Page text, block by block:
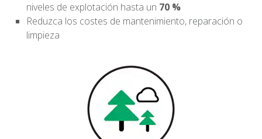
niveles de explotación hasta un 70 %
Reduzca los costes de mantenimiento, reparación o
limpieza